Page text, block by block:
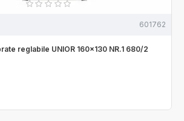
601762
reglabile UNIOR 160x130 NR.1 680/2